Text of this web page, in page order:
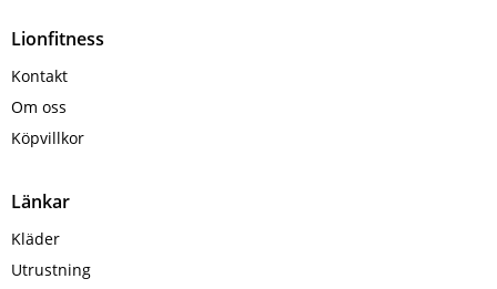
Lionfitness
Kontakt
Om oss
Köpvillkor
Länkar
Kläder
Utrustning